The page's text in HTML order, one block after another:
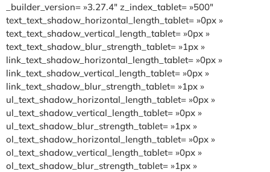
_builder_version= »3.27.4″ z_index_tablet= »500″
text_text_shadow_horizontal_length_tablet= »0px »
text_text_shadow_vertical_length_tablet= »0px »
text_text_shadow_blur_strength_tablet= »1px »
link_text_shadow_horizontal_length_tablet= »0px »
link_text_shadow_vertical_length_tablet= »0px »
link_text_shadow_blur_strength_tablet= »1px »
ul_text_shadow_horizontal_length_tablet= »0px »
ul_text_shadow_vertical_length_tablet= »0px »
ul_text_shadow_blur_strength_tablet= »1px »
ol_text_shadow_horizontal_length_tablet= »0px »
ol_text_shadow_vertical_length_tablet= »0px »
ol_text_shadow_blur_strength_tablet= »1px »